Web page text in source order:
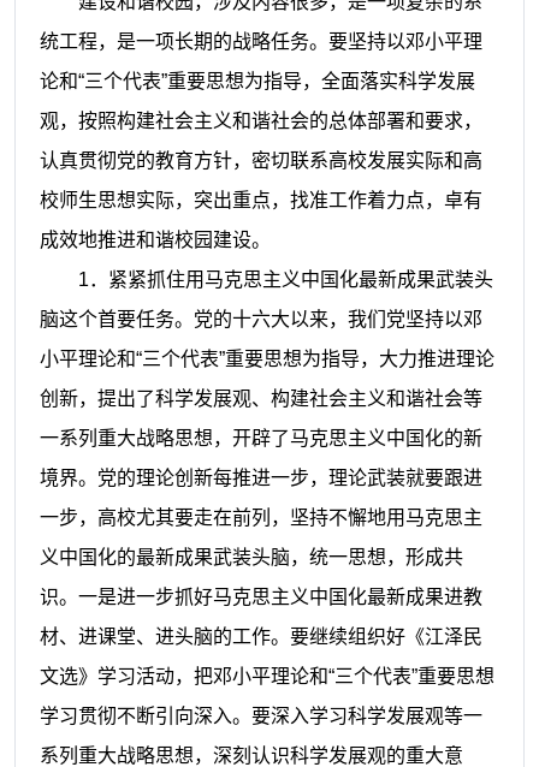
统工程，是一项长期的战略任务。要坚持以邓小平理
论和“三个代表”重要思想为指导，全面落实科学发展
观，按照构建社会主义和谐社会的总体部署和要求，
认真贯彻党的教育方针，密切联系高校发展实际和高
校师生思想实际，突出重点，找准工作着力点，卓有
成效地推进和谐校园建设。
1．紧紧抓住用马克思主义中国化最新成果武装头
脑这个首要任务。党的十六大以来，我们党坚持以邓
小平理论和“三个代表”重要思想为指导，大力推进理论
创新，提出了科学发展观、构建社会主义和谐社会等
一系列重大战略思想，开辟了马克思主义中国化的新
境界。党的理论创新每推进一步，理论武装就要跟进
一步，高校尤其要走在前列，坚持不懈地用马克思主
义中国化的最新成果武装头脑，统一思想，形成共
识。一是进一步抓好马克思主义中国化最新成果进教
材、进课堂、进头脑的工作。要继续组织好《江泽民
文选》学习活动，把邓小平理论和“三个代表”重要思想
学习贯彻不断引向深入。要深入学习科学发展观等一
系列重大战略思想，深刻认识科学发展观的重大意